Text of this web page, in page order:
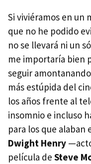
Si viviéramos en
que no he podido
no se llevará ni un
me importaría bien
seguir
más estúpida del
los años frente al
insomnio e incluso
para los que alaban
Dwight Henry
película de Steve